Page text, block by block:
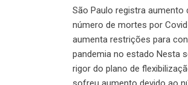
São Paulo registra aumento
número de mortes por
aumenta restrições para
pandemia no estado Nesta
rigor do plano de